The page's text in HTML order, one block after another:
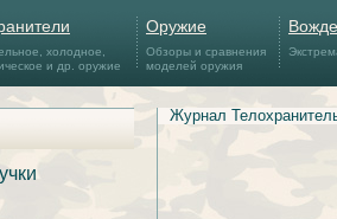
холодное,
и др. оружие
Оружие
Обзоры и сравнения
моделей оружия
Журнал